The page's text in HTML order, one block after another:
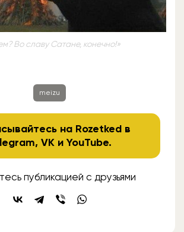
Во славу Сатане, конечно!»
meizu
на Rozetked в
,VK иYouTube.
публикацией с друзьями